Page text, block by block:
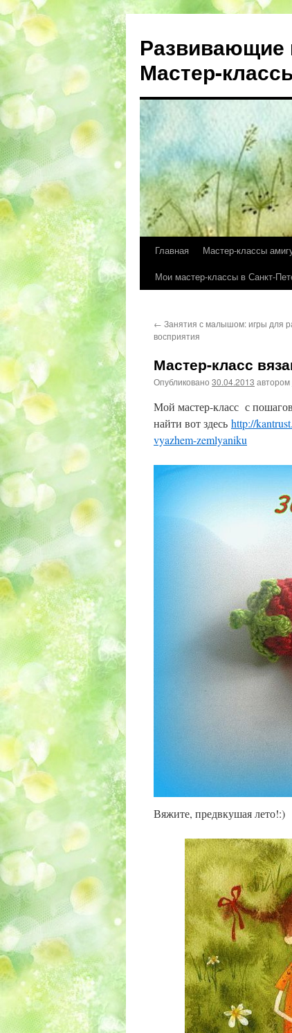
Развивающие
Мастер-
Перейти
Главная Мастер-классы
Мои мастер-классы в Санкт-
← Занятия с малышом: игры для
восприятия
Мастер-класс
Опубликовано 30.04.2013 автором
Мой мастер-класс с
найти вот здесь http://
vyazhem-zemlyaniku
Вяжите, предвкушая лето!:)